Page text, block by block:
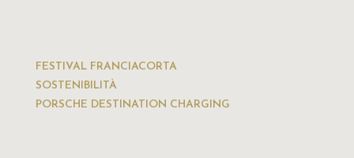
FESTIVAL FRANCIACORTA
SOSTENIBILITÀ
PORSCHE DESTINATION CHARGING